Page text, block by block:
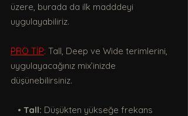
üzere, burada da ilk madddeyi
uygulayabiliriz.
PRO TİP: Tall, Deep ve Wide terimlerini,
uygulayacağınız mix’inizde
düşünebilirsiniz.
   •
Tall: Düşükten yükseğe frekans